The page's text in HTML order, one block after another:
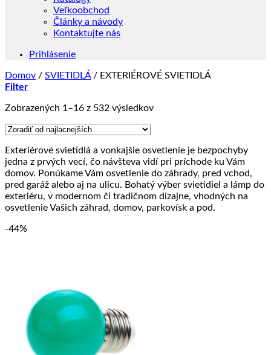
Veľkoobchod
Články a návody
Kontaktujte nás
Prihlásenie
Domov / SVIETIDLÁ / EXTERIÉROVÉ SVIETIDLÁ
Filter
Zobrazených 1–16 z 532 výsledkovZoradené
najnižšej
po
najvyššiu
Exteriérové svietidlá a vonkajšie osvetlenie je bezpochyby
jedna z prvých vecí, čo návšteva vidí pri príchode ku Vám
domov. Ponúkame Vám osvetlenie do záhrady, pred vchod,
pred garáž alebo aj na ulicu. Bohatý výber svietidiel a lámp do
exteriéru, v modernom či tradičnom dizajne, vhodných na
osvetlenie Vašich záhrad, domov, parkovísk a pod.
-44%